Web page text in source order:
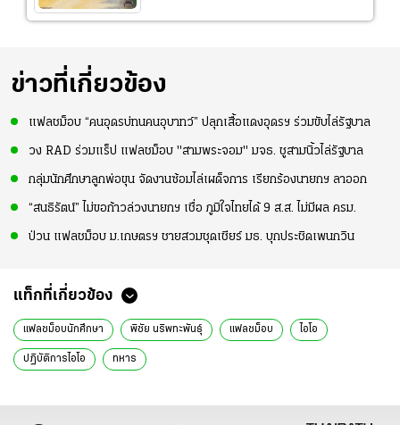
ข่าวที่เกี่ยวข้อง
แฟลชม็อบ “คนอุดรบ่ทนคนอุบาทว์” ปลุกเสื้อแดงอุดรฯ ร่วมขับไล่รัฐบาล
วง RAD ร่วมแร็ป แฟลชม็อบ "สามพระจอม" มจธ. ชูสามนิ้วไล่รัฐบาล
กลุ่มนักศึกษาลูกพ่อขุน จัดงานซ้อมไล่เผด็จการ เรียกร้องนายกฯ ลาออก
“สนธิรัตน์” ไม่ขอก้าวล่วงนายกฯ เชื่อ ภูมิใจไทยได้ 9 ส.ส. ไม่มีผล ครม.
ป่วน แฟลชม็อบ ม.เกษตรฯ ชายสวมชุดเชียร์ มธ. บุกประชิดเพนกวิน
แท็กที่เกี่ยวข้อง
แฟลชม็อบนักศึกษา พิชัย นริพทะพันธุ์ แฟลชม็อบ ไอโอ
ปฏิบัติการไอโอ ทหาร